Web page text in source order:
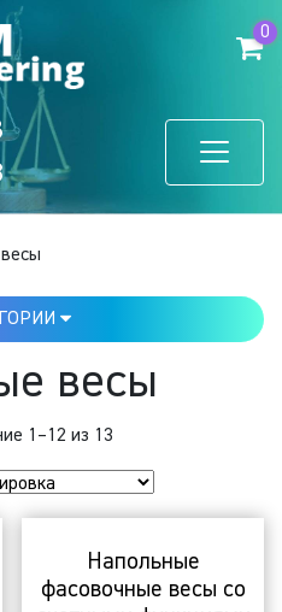
0
весы
1–12 из 13
Напольные
фасовочные весы со